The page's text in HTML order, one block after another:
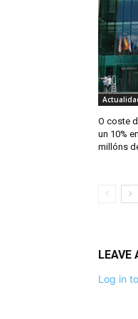
O coste
un 10%
millóns
LEAVE
Log in